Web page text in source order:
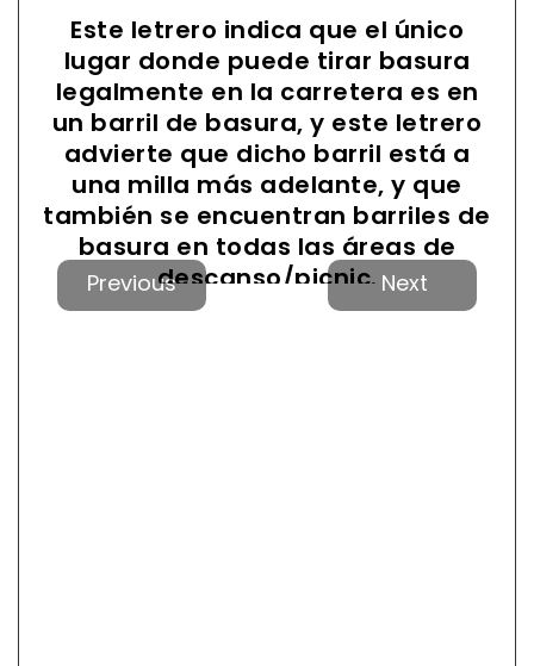
Este letrero indica que el único
lugar donde puede tirar basura
legalmente en la carretera es en
un barril de basura, y este letrero
advierte que dicho barril está a
una milla más adelante, y que
también se encuentran barriles de
basura en todas las áreas de
descanso/picnic.
Anterior